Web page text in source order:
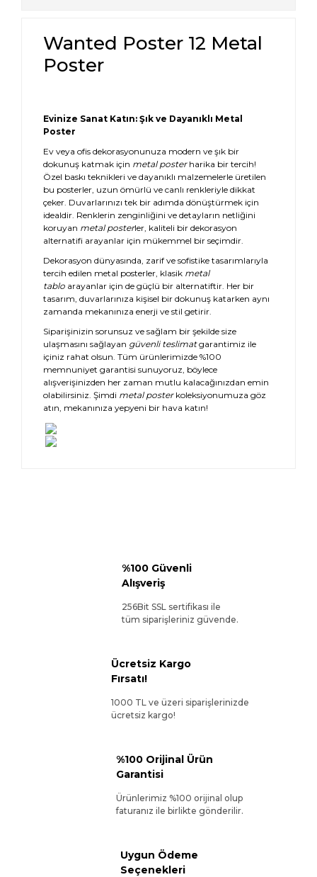
Wanted Poster 12 Metal
Poster
Evinize Sanat Katın: Şık ve Dayanıklı Metal
Poster
Ev veya ofis dekorasyonunuza modern ve şık bir
dokunuş katmak için metal posterharika bir tercih!
Özel baskı teknikleri ve dayanıklı malzemelerle üretilen
bu posterler, uzun ömürlü ve canlı renkleriyle dikkat
çeker. Duvarlarınızı tek bir adımda dönüştürmek için
idealdir. Renklerin zenginliğini ve detayların netliğini
koruyan metal posterler, kaliteli bir dekorasyon
alternatifi arayanlar için mükemmel bir seçimdir.
Dekorasyon dünyasında, zarif ve sofistike tasarımlarıyla
tercih edilen metal posterler, klasik metal
tablo arayanlar için de güçlü bir alternatiftir. Her bir
tasarım, duvarlarınıza kişisel bir dokunuş katarken aynı
zamanda mekanınıza enerji ve stil getirir.
Siparişinizin sorunsuz ve sağlam bir şekilde size
ulaşmasını sağlayan güvenli teslimatgarantimiz ile
içiniz rahat olsun. Tüm ürünlerimizde %100
memnuniyet garantisi sunuyoruz, böylece
alışverişinizden her zaman mutlu kalacağınızdan emin
olabilirsiniz. Şimdi metal posterkoleksiyonumuza göz
atın, mekanınıza yepyeni bir hava katın!
%100 Güvenli
Alışveriş
256Bit SSL sertifikası ile
tüm siparişleriniz güvende.
Ücretsiz Kargo
Fırsatı!
1000 TL ve üzeri siparişlerinizde
ücretsiz kargo!
%100 Orijinal Ürün
Garantisi
Ürünlerimiz %100 orijinal olup
faturanız ile birlikte gönderilir.
Uygun Ödeme
Seçenekleri